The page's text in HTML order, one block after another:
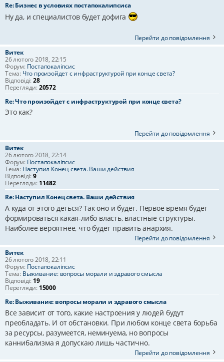
Re: Бизнес в условиях постапокалипсиса
Ну да, и специалистов будет дофига
Перейти до повідомлення
Витек
26 лютого 2018, 22:15
Форум: Постапокаліпсис
Тема: Что произойдет с инфраструктурой при конце света?
Відповіді:28
Перегляди:20572
Re: Что произойдет с инфраструктурой при конце света?
Это как?
Перейти до повідомлення
Витек
26 лютого 2018, 22:14
Форум: Постапокаліпсис
Тема: Наступил Конец света. Ваши действия
Відповіді:9
Перегляди: 11482
Re: Наступил Конец света. Ваши действия
А куда от этого деться? Так оно и будет. Первое время будет
формироваться какая-либо власть, властные структуры.
Наиболее вероятнее, что будет править анархия.
Перейти до повідомлення
Витек
26 лютого 2018, 22:11
Форум: Постапокаліпсис
Тема: Выживание: вопросы морали и здравого смысла
Відповіді: 19
Перегляди: 15000
Re: Выживание: вопросы морали и здравого смысла
Все зависит от того, какие настроения у людей будут
преобладать. И от обстановки. При любом конце света борьба
за ресурсы, разумеется, неминуема, но вопросы
каннибализма я допускаю лишь частично.
Перейти до повідомлення